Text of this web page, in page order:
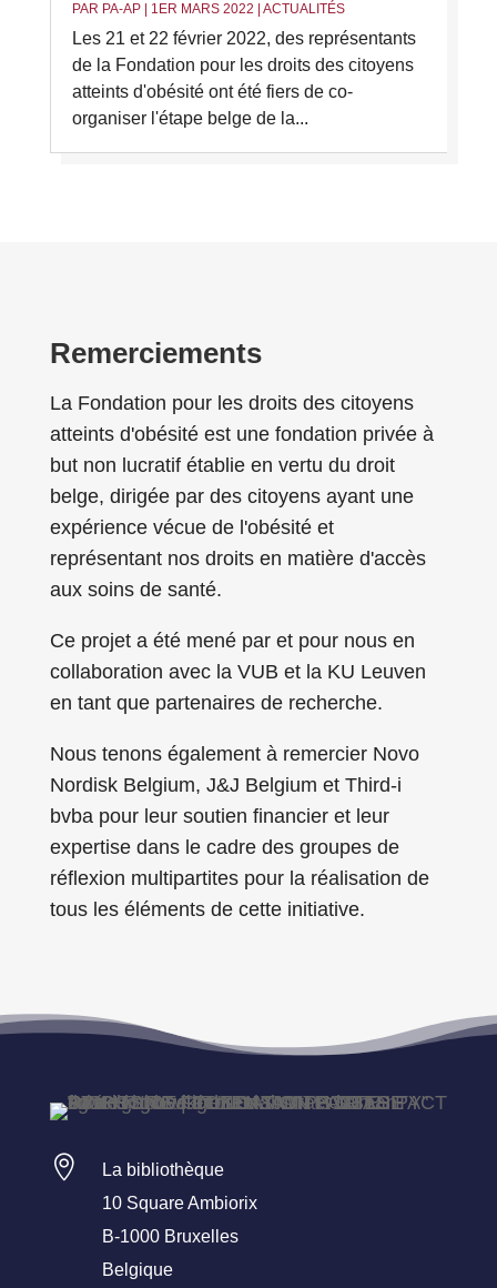
PAR PA-AP| 1ER MARS 2022 ACTUALITÉS
Les 21 et 22 février 2022, des représentants
de la Fondation pour les droits des citoyens
atteints d'obésité ont été fiers de co-
organiser l'étape belge de la...
Remerciements
La Fondation pour les droits des citoyens
atteints d'obésité est une fondation privée à
but non lucratif établie en vertu du droit
belge, dirigée par des citoyens ayant une
expérience vécue de l'obésité et
représentant nos droits en matière d'accès
aux soins de santé.
Ce projet a été mené par et pour nous en
collaboration avec la VUB et la KU Leuven
en tant que partenaires de recherche.
Nous tenons également à remercier Novo
Nordisk Belgium, J&J Belgium et Third-i
bvba pour leur soutien financier et leur
expertise dans le cadre des groupes de
réflexion multipartites pour la réalisation de
tous les éléments de cette initiative.

La bibliothèque
10 Square Ambiorix
B-1000 Bruxelles
Belgique